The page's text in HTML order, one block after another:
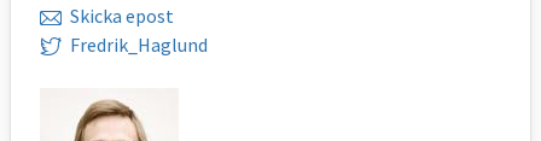
Skicka epost
Fredrik_Haglund